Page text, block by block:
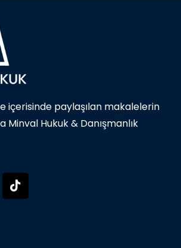
içerisinde paylaşılan makalelerin
Minval Hukuk & Danışmanlık